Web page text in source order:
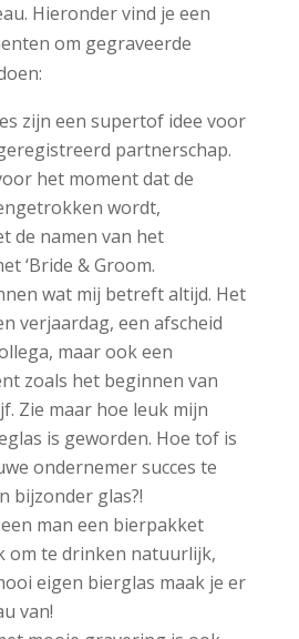
Hieronder vind je een
om gegraveerde
zijn een supertof idee voor
partnerschap.
het moment dat de
wordt,
de namen van het
‘Bride & Groom.
wat mij betreft altijd. Het
verjaardag, een afscheid
maar ook een
zoals het beginnen van
Zie maar hoe leuk mijn
is geworden. Hoe tof is
ondernemer succes te
bijzonder glas?!
man een bierpakket
om te drinken natuurlijk,
eigen bierglas maak je er
van!